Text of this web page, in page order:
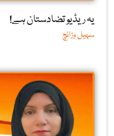
یہ ریڈیو تضادستان ہے!
سہیل وڑائچ